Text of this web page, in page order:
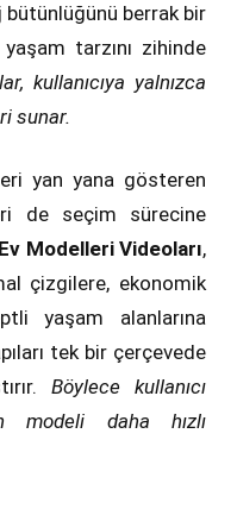
berrak bir
tarzını zihinde
kullanıcıya yalnızca
sunar.
yan yana gösteren
de seçim sürecine
Modelleri Videoları,
çizgilere, ekonomik
yaşam alanlarına
tek bir çerçevede
Böylece kullanıcı
modeli daha hızlı